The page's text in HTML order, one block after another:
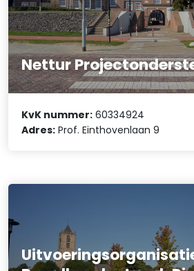
Nettur
KvK nummer: 60334924
Adres: Prof. Einthovenlaan 9